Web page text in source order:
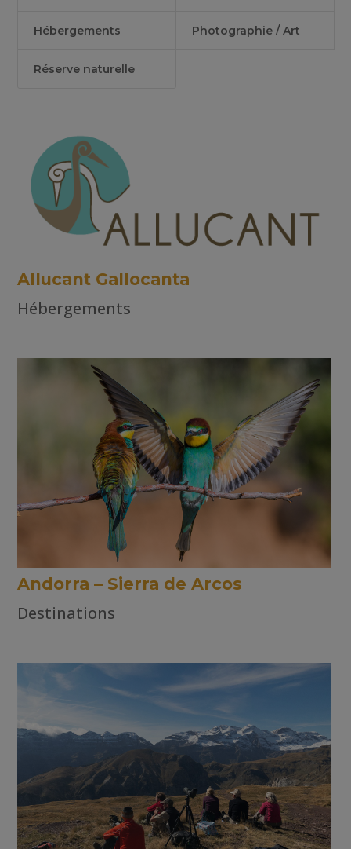
Hébergements Photographie / Art
Réserve naturelle
Allucant Gallocanta
Hébergements
Andorra – Sierra de Arcos
Destinations